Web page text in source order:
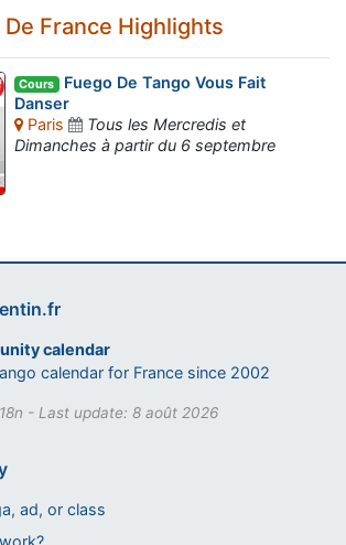
De France Highlights
Cours Fuego De Tango Vous Fait
Danser
Paris
Tous les Mercredis et
Dimanches à partir du 6 septembre
calendar
calendar for France since 2002
- Last update: 8 août 2026
ad, or class